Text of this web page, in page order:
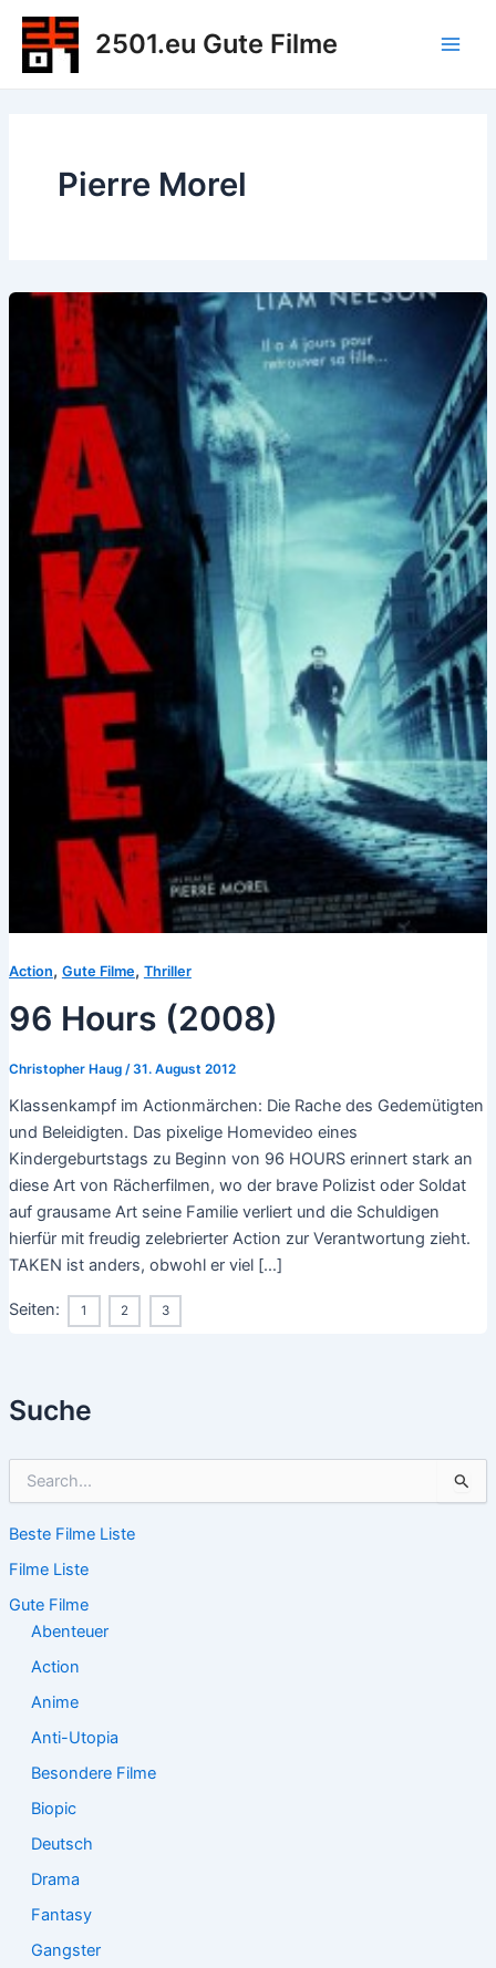
Zum
Inhalt
springen
2501.eu Gute Filme
Suche
h
n
n
Beste Filme Liste
Filme Liste
Gute Filme
Abenteuer
Action
Anime
Anti-Utopia
Besondere Filme
Biopic
Deutsch
Drama
Fantasy
Gangster
Pierre Morel
Action, Gute Filme, Thriller
96 Hours (2008)
Christopher Haug /31. August 2012
Klassenkampf im Actionmärchen: Die Rache des Gedemütigten
und Beleidigten. Das pixelige Homevideo eines
Kindergeburtstags zu Beginn von 96 HOURS erinnert stark an
diese Art von Rächerfilmen, wo der brave Polizist oder Soldat
auf grausame Art seine Familie verliert und die Schuldigen
hierfür mit freudig zelebrierter Action zur Verantwortung zieht.
TAKEN ist anders, obwohl er viel […]
Seiten: 1 2 3